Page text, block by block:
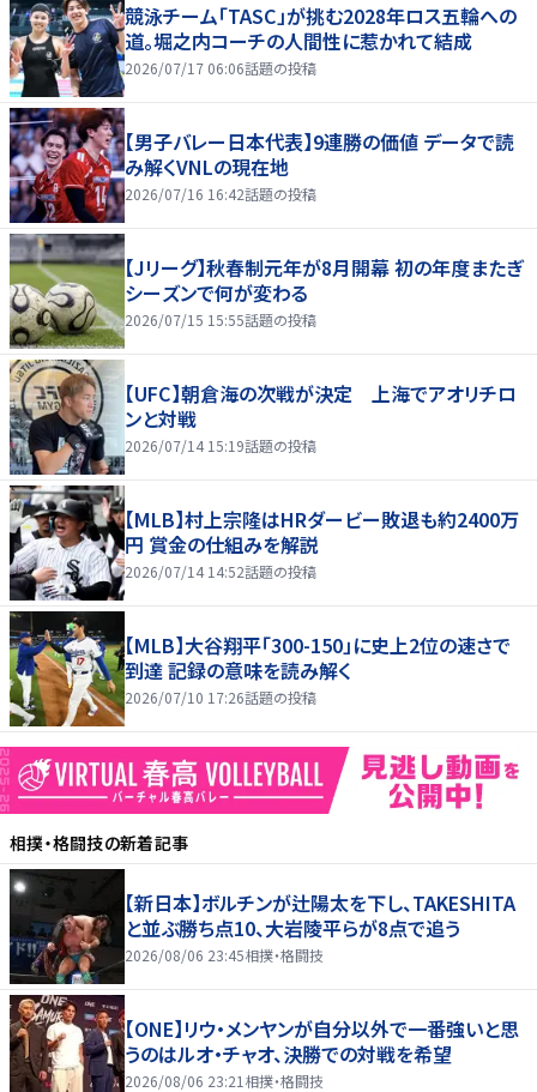
競泳チーム「TASC」が挑む2028年ロス五輪への
道。堀之内コーチの人間性に惹かれて結成
2026/07/17 06:06話題の投稿
【男子バレー日本代表】9連勝の価値 データで読
み解くVNLの現在地
2026/07/16 16:42話題の投稿
【Jリーグ】秋春制元年が8月開幕 初の年度またぎ
シーズンで何が変わる
2026/07/15 15:55話題の投稿
【UFC】朝倉海の次戦が決定 上海でアオリチロ
ンと対戦
2026/07/14 15:19話題の投稿
【MLB】村上宗隆はHRダービー敗退も約2400万
円 賞金の仕組みを解説
2026/07/14 14:52話題の投稿
【MLB】大谷翔平「300-150」に史上2位の速さで
到達 記録の意味を読み解く
2026/07/10 17:26話題の投稿
相撲・格闘技の新着記事
【新日本】ボルチンが辻陽太を下し、TAKESHITA
と並ぶ勝ち点10、大岩陵平らが8点で追う
2026/08/06 23:45相撲・格闘技
【ONE】リウ・メンヤンが自分以外で一番強いと思
うのはルオ・チャオ、決勝での対戦を希望
2026/08/06 23:21 相撲・格闘技